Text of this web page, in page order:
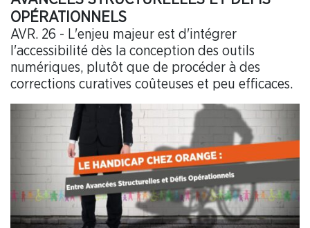
OPÉRATIONNELS
AVR. 26 - L'enjeu majeur est d'intégrer
l'accessibilité dès la conception des outils
numériques, plutôt que de procéder à des
corrections curatives coûteuses et peu efficaces.